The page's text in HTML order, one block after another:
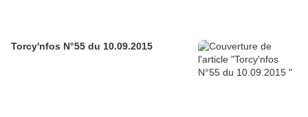
Torcy'nfos N°55 du 10.09.2015